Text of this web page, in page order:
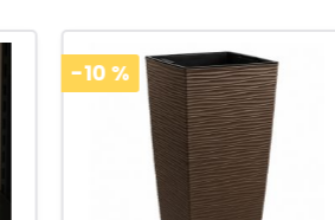
-10 %